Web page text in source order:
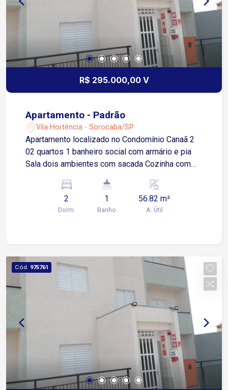
R$ 295.000,00 V
Apartamento - Padrão
Vila Hortência - Sorocaba/SP
Apartamento localizado no Condomínio Canaã 2
02 quartos 1 banheiro social com armário e pia
Sala dois ambientes com sacada Cozinha com
2
Dorm.
1
Banho
56.82 m²
A. Útil
Cód. 975761